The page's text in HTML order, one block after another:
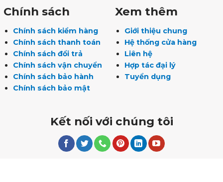
Chính sách
Chính sách kiểm hàng
Chính sách thanh toán
Chính sách đổi trả
Chính sách vận chuyển
Chính sách bảo hành
Chính sách bảo mật
Xem thêm
Giới thiệu chung
Hệ thống cửa hàng
Liên hệ
Hợp tác đại lý
Tuyển dụng
Kết nối với chúng tôi